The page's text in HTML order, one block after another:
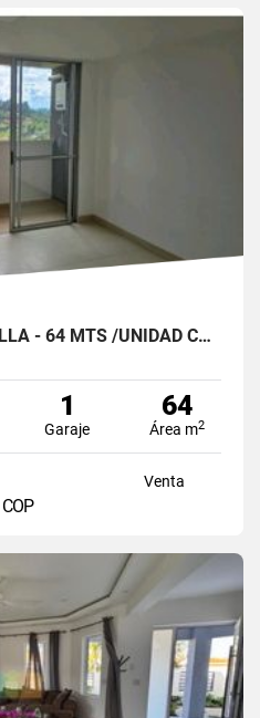
APARTAMENTO MARINILLA - 64 MTS /UNIDAD COMPLETA/$320.000.000
1
Garaje
64
Área m2
Venta
COP